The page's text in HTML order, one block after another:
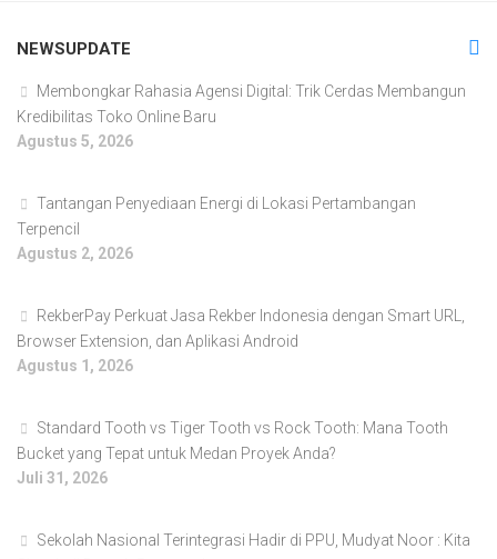
NEWSUPDATE
Membongkar Rahasia Agensi Digital: Trik Cerdas Membangun
Kredibilitas Toko Online Baru
Agustus 5, 2026
Tantangan Penyediaan Energi di Lokasi Pertambangan
Terpencil
Agustus 2, 2026
RekberPay Perkuat Jasa Rekber Indonesia dengan Smart URL,
Browser Extension, dan Aplikasi Android
Agustus 1, 2026
Standard Tooth vs Tiger Tooth vs Rock Tooth: Mana Tooth
Bucket yang Tepat untuk Medan Proyek Anda?
Juli 31, 2026
Sekolah Nasional Terintegrasi Hadir di PPU, Mudyat Noor : Kita